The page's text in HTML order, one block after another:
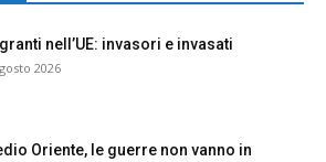
nell’UE: invasori e invasati
2026
Oriente, le guerre non vanno in